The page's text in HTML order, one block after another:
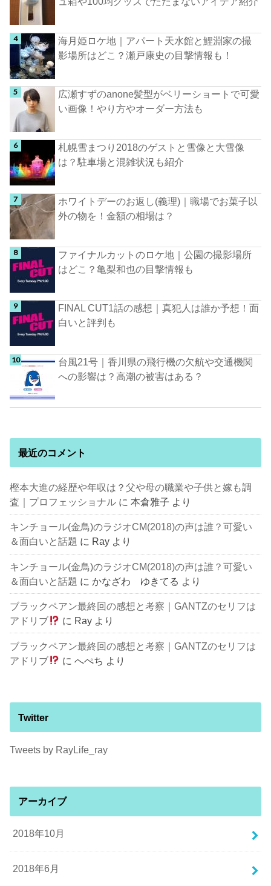
海月姫ロケ地｜アパート天水館と鯉淵家の撮
影場所はどこ？瀬戸康史の目撃情報も！
広瀬すずのanone髪型がベリーショートで可愛
い画像！やり方やオーダー方法も
札幌雪まつり2018のゲストと雪像と大雪像
は？駐車場と混雑状況も紹介
ホワイトデーのお返し(義理)｜職場でお菓子以
外の物を！金額の相場は？
ファイナルカットのロケ地｜公園の撮影場所
はどこ？亀梨和也の目撃情報も
FINAL CUT1話の感想｜真犯人は誰か予想！面
白いと評判も
台風21号｜香川県の飛行機の欠航や交通機関
への影響は？高潮の被害はある？
最近のコメント
樫本大進の経歴や年収は？父や母の職業や子供と嫁も調
査｜プロフェッショナル に本倉雅子 より
キンチョール(金鳥)のラジオCM(2018)の声は誰？可愛い
＆面白いと話題 に Ray より
キンチョール(金鳥)のラジオCM(2018)の声は誰？可愛い
＆面白いと話題 にかなざわ ゆきてる より
ブラックペアン最終回の感想と考察｜GANTZのセリフは
アドリブ
に Ray より
ブラックペアン最終回の感想と考察｜GANTZのセリフは
アドリブ
にへぺち より
Twitter
Tweets by RayLife_ray
アーカイブ
2018年10月
2018年6月